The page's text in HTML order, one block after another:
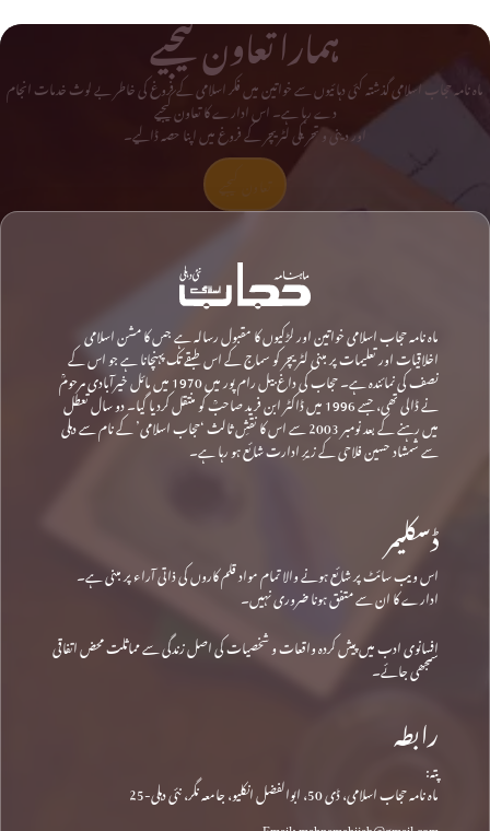
ہمارا تعاون کیجیے
ماہ نامہ حجاب اسلامی گذشتہ کئی دہائیوں سے خواتین میں فکر اسلامی کے فروغ کی خاطر بے لوث خدمات انجام
دے رہا ہے۔ اس ادارے کا تعاون کیجیے
اور دینی و تحریکی لٹریچر کے فروغ میں اپنا حصہ ڈالیے۔
ماہ نامہ حجاب اسلامی خواتین اور لڑکیوں کا مقبول رسالہ ہے جس کا مشن اسلامی
اخلاقیات اور تعلیمات پر مبنی لٹریچر کو سماج کے اس طبقے تک پہنچانا ہے جو اس کے
نصف کی نمائندہ ہے۔ حجاب کی داغ بیل رام پور میں 1970 میں مائل خیرآبادی مرحومؒ
نے ڈالی تھی، جسے 1996 میں ڈاکٹر ابن فرید صاحبؒ کو منتقل کردیا گیا۔ دو سال تعطل
میں رہنے کے بعد نومبر 2003 سے اس کا نقشِ ثالث ‘حجاب اسلامی’ کے نام سے دہلی
سے شمشاد حسین فلاحی کے زیرِ ادارت شائع ہو رہا ہے۔
ڈسکلیمر
اس ویب سائٹ پر شائع ہونے والا تمام مواد قلم کاروں کی ذاتی آراء پر مبنی ہے۔
ادارے کا ان سے متفق ہونا ضروری نہیں۔
افسانوی ادب میں پیش کردہ واقعات و شخصیات کی اصل زندگی سے مماثلت محض اتفاقی
سمجھی جائے۔
رابطہ
پتہ:
ماہ نامہ حجاب اسلامی، ڈی 50، ابوالفضل انکلیو، جامعہ نگر، نئی دہلی-25